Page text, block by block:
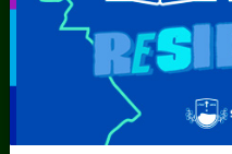
Licitações e
Obras Públicas
Planejamento e
Prestação de Contas